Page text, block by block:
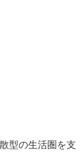
型の生活圏を支